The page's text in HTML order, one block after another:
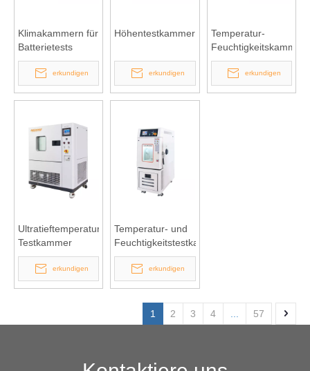
Klimakammern für
Batterietests
erkundigen
Höhentestkammer
erkundigen
Temperatur-
Feuchtigkeitskammer
vom Tischmodell
erkundigen
Ultratieftemperatur-
Testkammer
erkundigen
Temperatur- und
Feuchtigkeitstestkammer
erkundigen
1 2 3 4 57